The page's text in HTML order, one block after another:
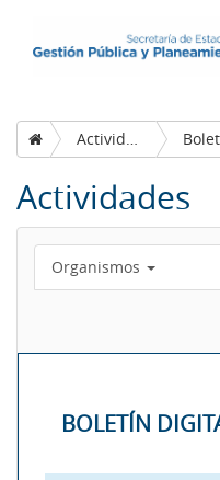
Actividades
Actividades
Organismos
BOLETÍN